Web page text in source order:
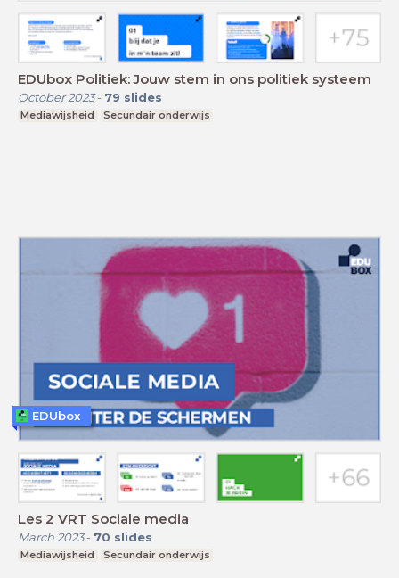
EDUbox Politiek: Jouw stem in ons politiek systeem
October 2023- 79 slides
Mediawijsheid Secundair onderwijs
Les 2 VRT Sociale media
March 2023- 70 slides
Mediawijsheid Secundair onderwijs
EDUbox